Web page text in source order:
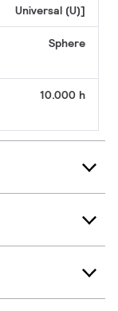
Universal (U)]
Sphere
10.000 h